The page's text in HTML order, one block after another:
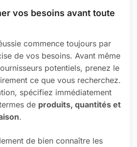
vos besoins avant toute
commence toujours par
de vos besoins. Avant même
potentiels, prenez le
ce que vous recherchez.
spécifiez immédiatement
de produits, quantités et
.
de bien connaître les